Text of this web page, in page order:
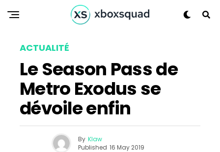
ACTUALITÉ
Le Season Pass de
Metro Exodus se
dévoile enfin
By Klaw
Published 16 May 2019